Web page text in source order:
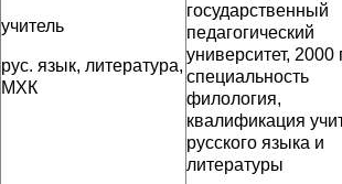
учитель
рус. язык, литература,
МХК
государственный
педагогический
университет, 2000
специальность
филология,
квалификация
русского языка и
литературы